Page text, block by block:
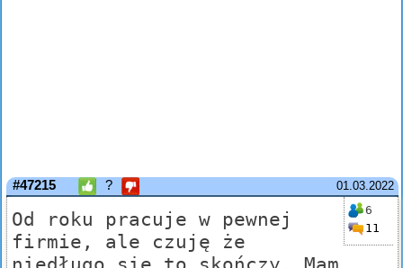
01.03.2022
#47215 ?
6
11
Od roku pracuje w pewnej
firmie, ale czuję że